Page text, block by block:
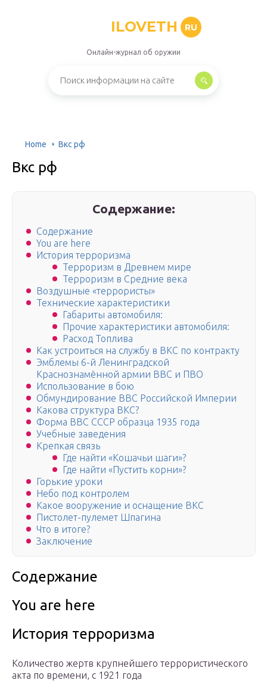
ILOVETH RU
Онлайн-журнал об оружии
Home Вкс рф
Вкс рф
Содержание:
Содержание
You are here
История терроризма
Терроризм в Древнем мире
Терроризм в Средние века
Воздушные «террористы»
Технические характеристики
Габариты автомобиля:
Прочие характеристики автомобиля:
Расход Топлива
Как устроиться на службу в ВКС по контракту
Эмблемы 6-й Ленинградской
Краснознамённой армии ВВС и ПВО
Использование в бою
Обмундирование ВВС Российской Империи
Какова структура ВКС?
Форма ВВС СССР образца 1935 года
Учебные заведения
Крепкая связь
Где найти «Кошачьи шаги»?
Где найти «Пустить корни»?
Горькие уроки
Небо под контролем
Какое вооружение и оснащение ВКС
Пистолет-пулемет Шпагина
Что в итоге?
Заключение
Содержание
You are here
История терроризма
Количество жертв крупнейшего террористического
акта по времени, с 1921 года